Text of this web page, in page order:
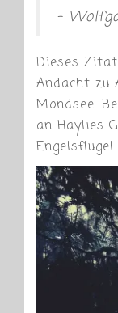
–
Dieses
Andacht zu
Mondsee.
an Haylies